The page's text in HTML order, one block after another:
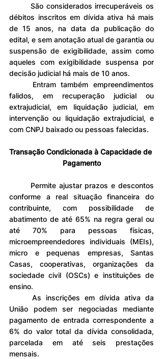
débitos inscritos em dívida ativa há mais
de 15 anos, na data da publicação do
edital, e sem anotação atual de garantia ou
suspensão de exigibilidade, assim como
aqueles com exigibilidade suspensa por
decisão judicial há mais de 10 anos.
falidos, em recuperação judicial ou
extrajudicial, em liquidação judicial, em
intervenção ou liquidação extrajudicial, e
com CNPJ baixado ou pessoas falecidas.
Transação Condicionada à Capacidade de
Pagamento
conforme a real situação financeira do
contribuinte, com possibilidade de
abatimento de até 65% na regra geral ou
até 70% para pessoas físicas,
microempreendedores individuais (MEIs),
micro e pequenas empresas, Santas
Casas, cooperativas, organizações da
sociedade civil (OSCs) e instituições de
ensino.
União podem ser negociadas mediante
pagamento de entrada correspondente a
6% do valor total da dívida consolidada,
parcelada em até seis prestações
mensais.